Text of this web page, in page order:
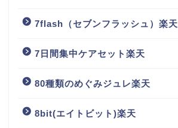
7flash（セブンフラッシュ）楽天
7日間集中ケアセット楽天
80種類のめぐみジュレ楽天
8bit(エイトビット)楽天